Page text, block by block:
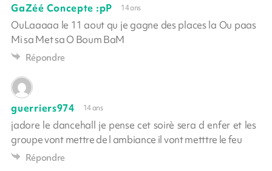
GaZéé Concepte :pP 14 ans
OuLaaaaa le 11 aout qu je gagne des places la Ou paas
Mi sa Met sa O Boum BaM
Répondre
guerriers974 14 ans
jadore le dancehall je pense cet soirè sera d enfer et les
groupe vont mettre de l ambiance il vont metttre le feu
Répondre